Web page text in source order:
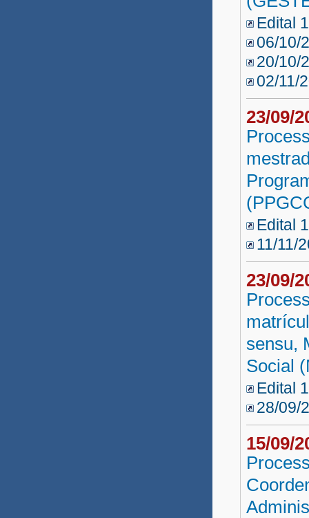
Edital
06/10/
20/10/
02/11/
23/09/
Edital
11/11/
23/09/
sensu,
Social
Edital
28/09/
15/09/